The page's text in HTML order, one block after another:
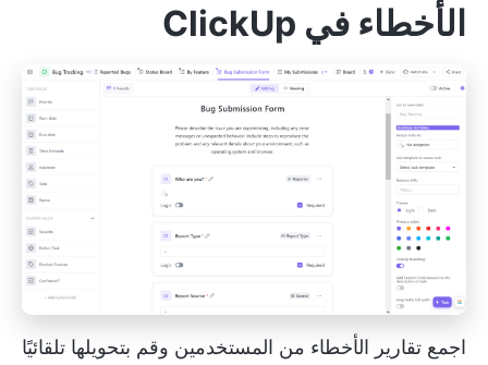
الأخطاء في ClickUp
اجمع تقارير الأخطاء من المستخدمين وقم بتحويلها تلقائيًا